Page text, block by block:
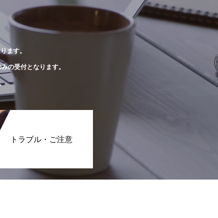
ます。
の受付となります。
トラブル・ご注意